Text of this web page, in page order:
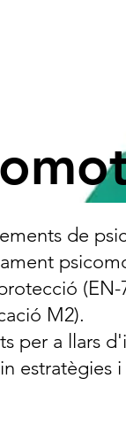
de
M2).
per a llars
estratègies